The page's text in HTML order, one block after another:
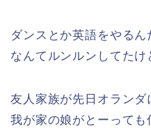
ダンスとか英語をやるん
なんてルンルンしてたけ
友人家族が先日オランダ
我が家の娘がとーって